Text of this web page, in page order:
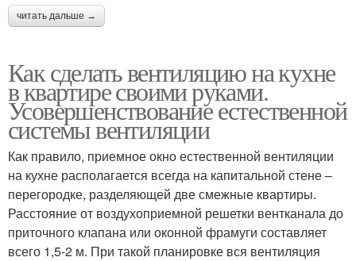
читать дальше →
Как сделать вентиляцию на кухне
в квартире своими руками.
Усовершенствование естественной
системы вентиляции
Как правило, приемное окно естественной вентиляции
на кухне располагается всегда на капитальной стене –
перегородке, разделяющей две смежные квартиры.
Расстояние от воздухоприемной решетки вентканала до
приточного клапана или оконной фрамуги составляет
всего 1,5-2 м. При такой планировке вся вентиляция